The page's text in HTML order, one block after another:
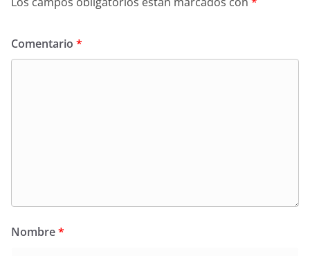
Comentario *
Nombre*